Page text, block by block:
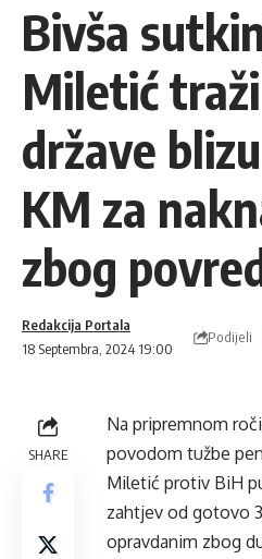
Bivša
Miletić
države
KM za
zbog
18 Septembra, 2024 19:00
Redakcija Portala
Podijeli
SHARE
Na pripremnom
povodom tužbe
Miletić protiv BiH
zahtjev od gotovo
opravdanim zbog